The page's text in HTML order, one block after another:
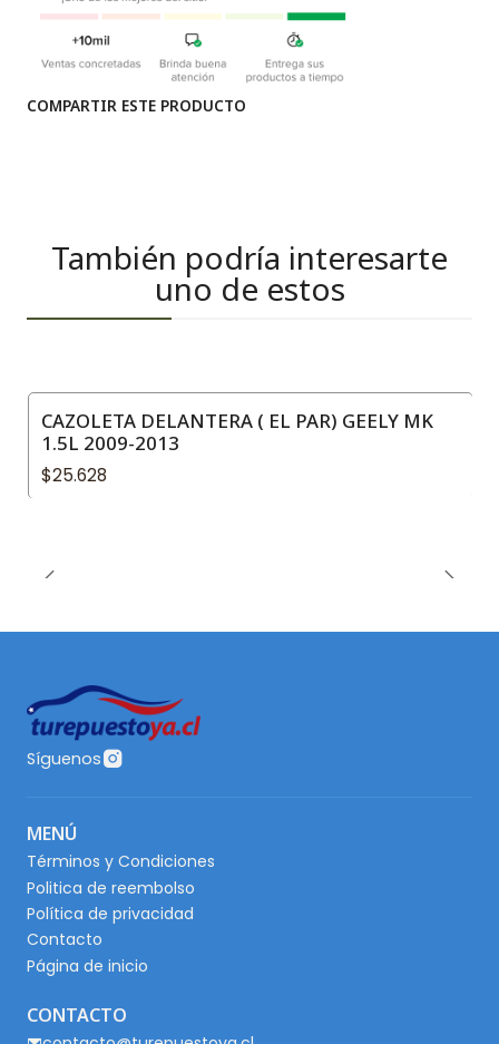
COMPARTIR ESTE PRODUCTO
También podría interesarte
uno de estos
CAZOLETA DELANTERA ( EL PAR) GEELY MK
1.5L 2009-2013
$25.628
Síguenos
MENÚ
Términos y Condiciones
Politica de reembolso
Política de privacidad
Contacto
Página de inicio
CONTACTO